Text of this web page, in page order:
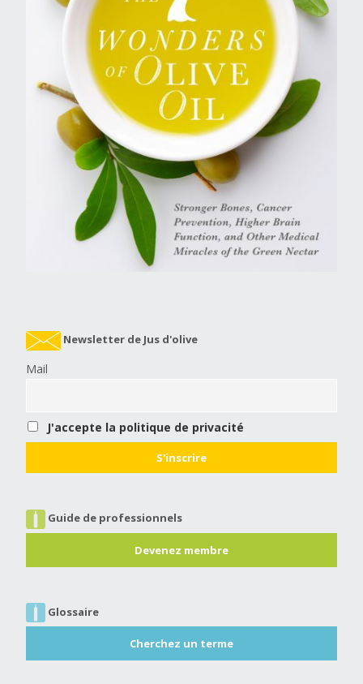
Newsletter de Jus d'olive
Mail
J'accepte la politique de privacité
Guide de professionnels
Devenez membre
Glossaire
Cherchez un terme